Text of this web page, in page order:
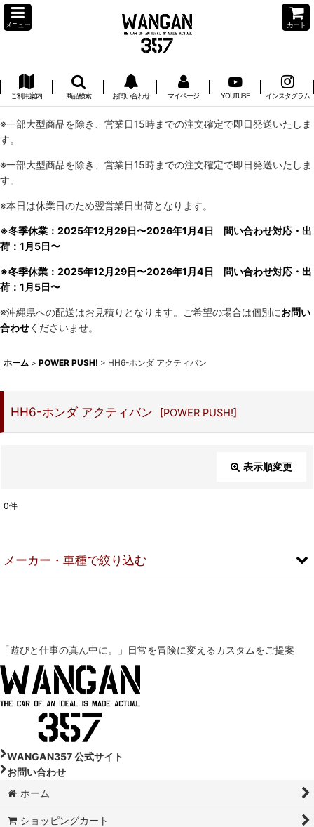
メニュー カート
ご利用案内 商品検索 お問い合わせ マイページ YOUTUBE インスタグラム
※一部大型商品を除き、営業日15時までの注文確定で即日発送いたしま
す。
※一部大型商品を除き、営業日15時までの注文確定で即日発送いたしま
す。
※本日は休業日のため翌営業日出荷となります。
※冬季休業：2025年12月29日〜2026年1月4日 問い合わせ対応・出
荷：1月5日〜
※冬季休業：2025年12月29日〜2026年1月4日 問い合わせ対応・出
荷：1月5日〜
※沖縄県への配送はお見積りとなります。ご希望の場合は個別にお問い
合わせくださいませ。
ホーム > POWER PUSH! > HH6-ホンダ アクティバン
HH6-ホンダ アクティバン [POWER PUSH!]
表示順変更
並び順
0件
メーカー・車種で絞り込む
DA18W-スズキ エブリイワゴン
DA17V-スズキ エブリイ
DA64V-スズキ エブリイ
DA17W-スズキ エブリイワゴン
DA64W-スズキ エブリイワゴン
DA16T-スズキ スーパーキャリイ
「遊びと仕事の真ん中に。」 日常を冒険に変えるカスタムをご提案
WANGAN357 公式サイト
お問い合わせ
ホーム
ショッピングカート